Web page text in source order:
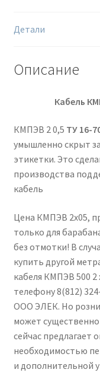
Детали
Описание
Кабель
КМПЭВ 2 0,5 ТУ 16-
умышленно скрыт
этикетки. Это
производства
кабель
Цена КМПЭВ 2х05,
только для
без отмотки! В
купить другой
кабеля КМПЭВ 500 2
телефону 8(812)
ООО ЭЛЕК. Но
может
сейчас предлагает
необходимостью
и дополнительной